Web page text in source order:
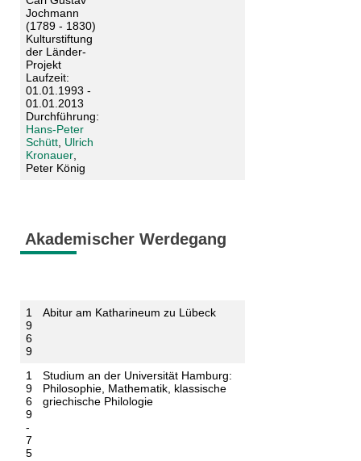
Jochmann
(1789 - 1830)
Kulturstiftung
der Länder-
Projekt
Laufzeit:
01.01.1993 -
01.01.2013
Durchführung:
Hans-Peter
Schütt, Ulrich
Kronauer,
Peter König
Akademischer Werdegang
1
9
6
9
Abitur am Katharineum zu Lübeck
1
9
6
9
-
7
5
Studium an der Universität Hamburg:
Philosophie, Mathematik, klassische
griechische Philologie